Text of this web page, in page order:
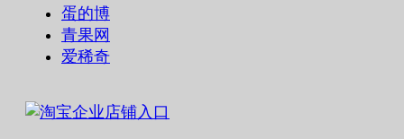
蛋的博
青果网
爱稀奇